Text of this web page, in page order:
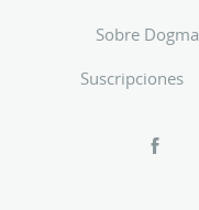
Sobre Dogma
Suscripciones